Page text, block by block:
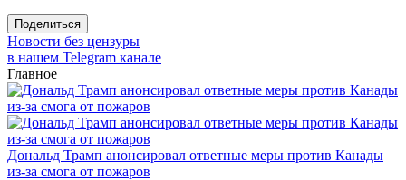
Поделиться
Новости без цензуры
в нашем Telegram канале
Главное
Дональд Трамп анонсировал ответные меры против Канады
из-за смога от пожаров